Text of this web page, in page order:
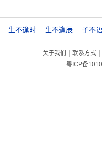
生不逢时 生不逢辰 子不
关于我们 | 联系方式|
粤ICP备